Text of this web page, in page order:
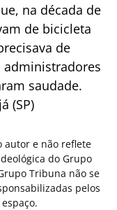
na década de
de bicicleta
de
administradores
saudade.
(SP)
autor e não reflete
do Grupo
Tribuna não se
pelos